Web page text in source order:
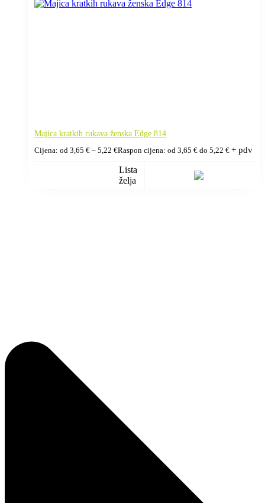
Majica kratkih rukava ženska Edge 814
Cijena: od 3,65 € – 5,22 €Raspon cijena: od 3,65 € do 5,22 € + pdv
Lista
želja